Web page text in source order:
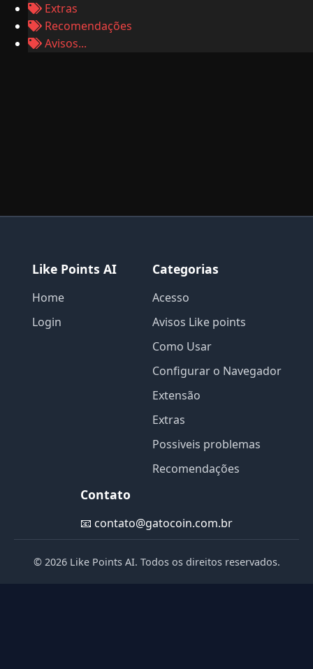
Extras
Recomendações
Avisos...
Like Points AI
Home
Login
Categorias
Acesso
Avisos Like points
Como Usar
Configurar o Navegador
Extensão
Extras
Possiveis problemas
Recomendações
Contato
📧 contato@gatocoin.com.br
© 2026 Like Points AI. Todos os direitos reservados.